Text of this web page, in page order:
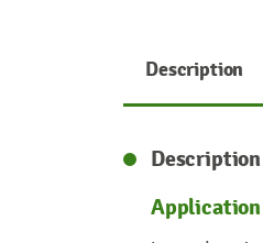
Description
Description
Application